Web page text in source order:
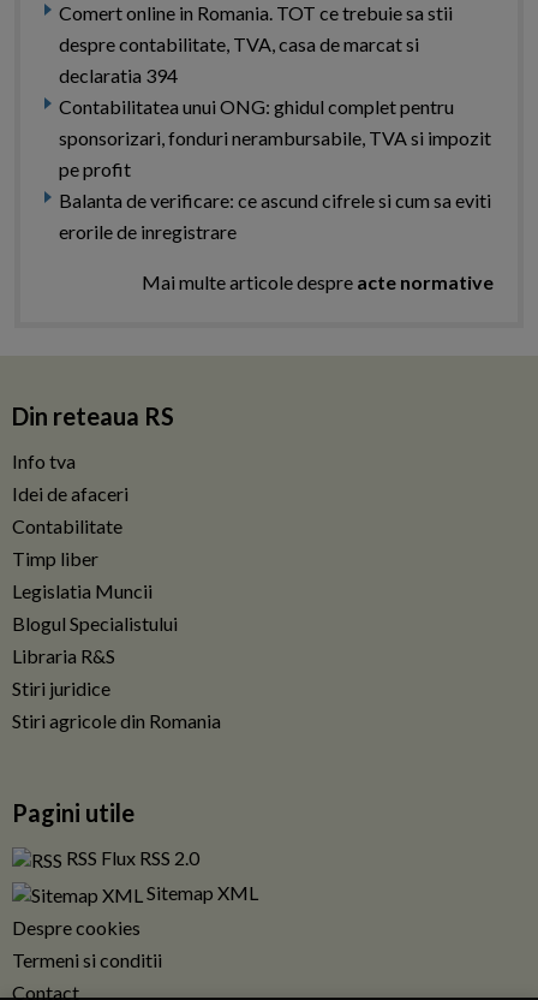
Comert online in Romania. TOT ce trebuie sa stii
despre contabilitate, TVA, casa de marcat si
declaratia 394
Contabilitatea unui ONG: ghidul complet pentru
sponsorizari, fonduri nerambursabile, TVA si impozit
pe profit
Balanta de verificare: ce ascund cifrele si cum sa eviti
erorile de inregistrare
Mai multe articole despre acte normative
Din reteaua RS
Info tva
Idei de afaceri
Contabilitate
Timp liber
Legislatia Muncii
Blogul Specialistului
Libraria R&S
Stiri juridice
Stiri agricole din Romania
Pagini utile
RSS Flux RSS 2.0
Sitemap XML
Despre cookies
Termeni si conditii
Contact